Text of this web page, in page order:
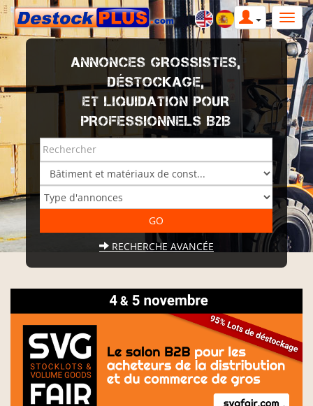
ANNONCES GROSSISTES,
DÉSTOCKAGE,
ET LIQUIDATION POUR
PROFESSIONNELS B2B
RECHERCHE AVANCÉE